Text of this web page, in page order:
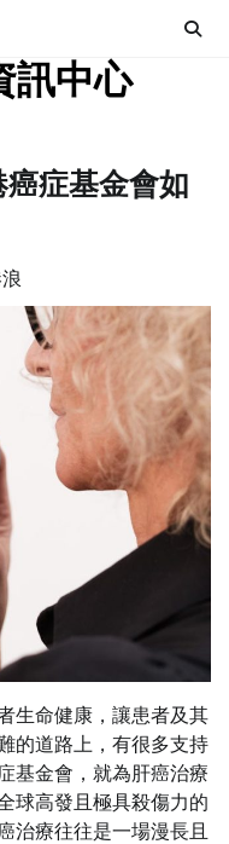
訊中心
症基金會如
生命健康，讓患者及其
的道路上，有很多支持
基金會，就為肝癌治療
球高發且極具殺傷力的
治療往往是一場漫長且